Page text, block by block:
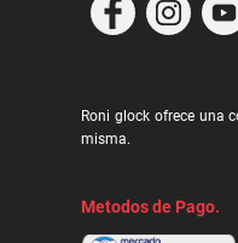
Roni glock ofrece una
misma.
Metodos de Pago.